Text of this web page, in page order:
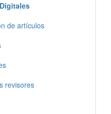
de artículos
revisores